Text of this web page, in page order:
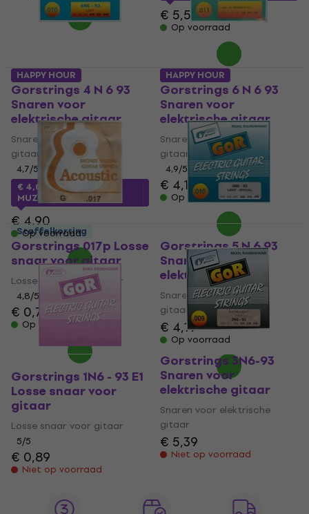
€ 5,50
Op voorraad
Gorstrings 4 N 6 93
Snaren voor
elektrische gitaar
Snaren voor elektrische
gitaar
4,7/5
€ 4,05met code
MUZMUZ-15
€ 4,90
Op voorraad
Gorstrings 6 N 6 93
Snaren voor
elektrische gitaar
Snaren voor elektrische
gitaar
4,9/5
€ 4,19
Op voorraad
HAPPY HOUR
Gorstrings 017p Losse
snaar voor gitaar
Losse snaar voor gitaar
4,8/5
€ 0,79
Op voorraad
HAPPY HOUR
Gorstrings 5 N 6 93
Snaren voor
elektrische gitaar
Snaren voor elektrische
gitaar
€ 4,19
Op voorraad
Staffelkorting
Gorstrings 1N6 - 93 E1
Losse snaar voor
gitaar
Losse snaar voor gitaar
5/5
€ 0,89
Niet op voorraad
Gorstrings 3N6-93
Snaren voor
elektrische gitaar
Snaren voor elektrische
gitaar
€ 5,39
Niet op voorraad